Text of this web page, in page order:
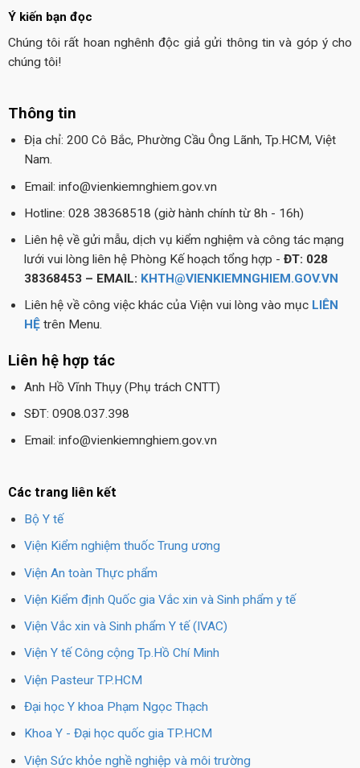
Ý kiến bạn đọc
Chúng tôi rất hoan nghênh độc giả gửi thông tin và góp ý cho
chúng tôi!
Thông tin
Địa chỉ: 200 Cô Bắc, Phường Cầu Ông Lãnh, Tp.HCM, Việt
Nam.
Email: info@vienkiemnghiem.gov.vn
Hotline: 028 38368518 (giờ hành chính từ 8h - 16h)
Liên hệ về gửi mẫu, dịch vụ kiểm nghiệm và công tác mạng
lưới vui lòng liên hệ Phòng Kế hoạch tổng hợp - ĐT: 028
38368453 – EMAIL: KHTH@VIENKIEMNGHIEM.GOV.VN
Liên hệ về công việc khác của Viện vui lòng vào mục LIÊN
HỆtrên Menu.
Liên hệ hợp tác
Anh Hồ Vĩnh Thụy (Phụ trách CNTT)
SĐT: 0908.037.398
Email: info@vienkiemnghiem.gov.vn
Các trang liên kết
Bộ Y tế
Viện Kiểm nghiệm thuốc Trung ương
Viện An toàn Thực phẩm
Viện Kiểm định Quốc gia Vắc xin và Sinh phẩm y tế
Viện Vắc xin và Sinh phẩm Y tế (IVAC)
Viện Y tế Công cộng Tp.Hồ Chí Minh
Viện Pasteur TP.HCM
Đại học Y khoa Phạm Ngọc Thạch
Khoa Y - Đại học quốc gia TP.HCM
Viện Sức khỏe nghề nghiệp và môi trường